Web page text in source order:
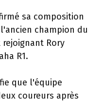
sa composition
champion du
rejoignant Rory
R1.
que l'équipe
coureurs après